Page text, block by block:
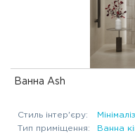
Ванна Ash
Стиль інтер'єру:
Тип приміщення:
Ванна